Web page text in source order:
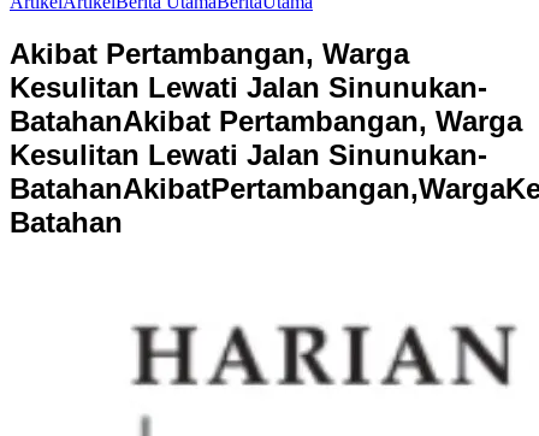
Akibat Pertambangan, Warga
Kesulitan Lewati Jalan Sinunukan-
BatahanAkibat Pertambangan, Warga
Kesulitan Lewati Jalan Sinunukan-
BatahanAkibatPertambangan,WargaK
Batahan